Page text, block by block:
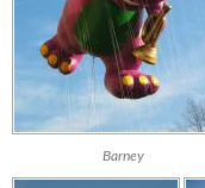
Barney